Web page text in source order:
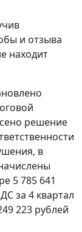
и отзыва
находит
решение
в
5 785 641
за 4 квартал
223 рублей